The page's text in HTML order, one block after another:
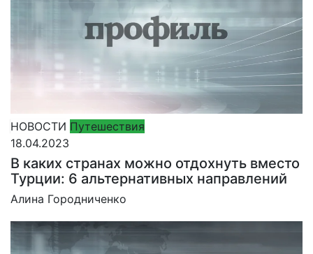
НОВОСТИ Путешествия
18.04.2023
В каких странах можно отдохнуть вместо
Турции: 6 альтернативных направлений
Алина Городниченко